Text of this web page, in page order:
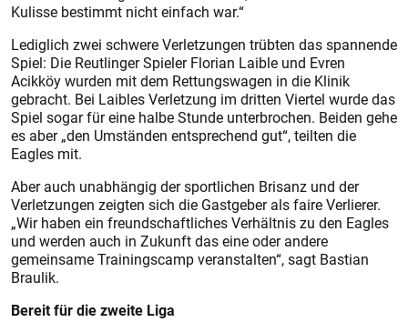
Kulisse bestimmt nicht einfach war.“
Lediglich zwei schwere Verletzungen trübten das spannende
Spiel: Die Reutlinger Spieler Florian Laible und Evren
Acikköy wurden mit dem Rettungswagen in die Klinik
gebracht. Bei Laibles Verletzung im dritten Viertel wurde das
Spiel sogar für eine halbe Stunde unterbrochen. Beiden gehe
es aber „den Umständen entsprechend gut“, teilten die
Eagles mit.
Aber auch unabhängig der sportlichen Brisanz und der
Verletzungen zeigten sich die Gastgeber als faire Verlierer.
„Wir haben ein freundschaftliches Verhältnis zu den Eagles
und werden auch in Zukunft das eine oder andere
gemeinsame Trainingscamp veranstalten“, sagt Bastian
Braulik.
Bereit für die zweite Liga